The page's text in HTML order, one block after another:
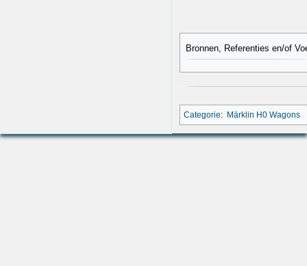
Bronnen, Referenties en/of
Categorie: Märklin H0 Wagons